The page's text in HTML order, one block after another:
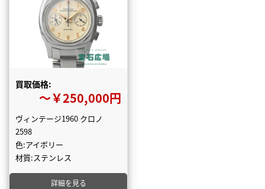
買取価格:
〜￥250,000円
ヴィンテージ1960 クロノ
2598
色:アイボリー
材質:ステンレス
詳細を見る